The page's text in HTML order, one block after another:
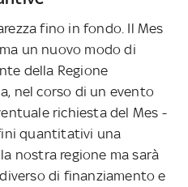
fino in fondo. Il Mes
un nuovo modo di
della Regione
nel corso di un evento
richiesta del Mes -
quantitativi una
nostra regione ma sarà
di finanziamento e